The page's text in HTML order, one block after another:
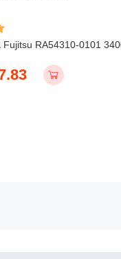
Fujitsu RA54310-0101